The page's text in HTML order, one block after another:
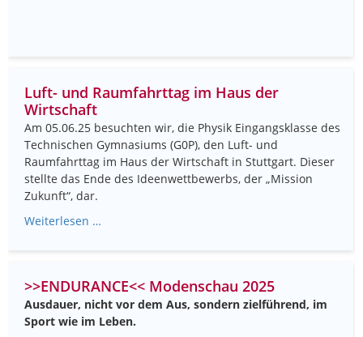
Luft- und Raumfahrttag im Haus der
Wirtschaft
Am 05.06.25 besuchten wir, die Physik Eingangsklasse des
Technischen Gymnasiums (G0P), den Luft- und
Raumfahrttag im Haus der Wirtschaft in Stuttgart. Dieser
stellte das Ende des Ideenwettbewerbs, der „Mission
Zukunft“, dar.
Weiterlesen …
>>ENDURANCE<< Modenschau 2025
Ausdauer, nicht vor dem Aus, sondern zielführend, im
Sport wie im Leben.